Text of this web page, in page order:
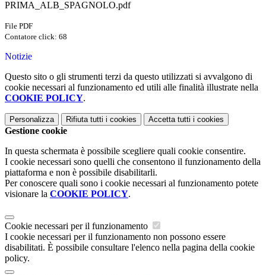
PRIMA_ALB_SPAGNOLO.pdf
File PDF
Contatore click: 68
Notizie
Questo sito o gli strumenti terzi da questo utilizzati si avvalgono di
cookie necessari al funzionamento ed utili alle finalità illustrate nella
COOKIE POLICY.
Personalizza Rifiuta tutti i cookies Accetta tutti i cookies
Gestione cookie
In questa schermata è possibile scegliere quali cookie consentire.
I cookie necessari sono quelli che consentono il funzionamento della
piattaforma e non è possibile disabilitarli.
Per conoscere quali sono i cookie necessari al funzionamento potete
visionare la COOKIE POLICY.
Cookie necessari per il funzionamento
I cookie necessari per il funzionamento non possono essere
disabilitati. È possibile consultare l'elenco nella pagina della cookie
policy.